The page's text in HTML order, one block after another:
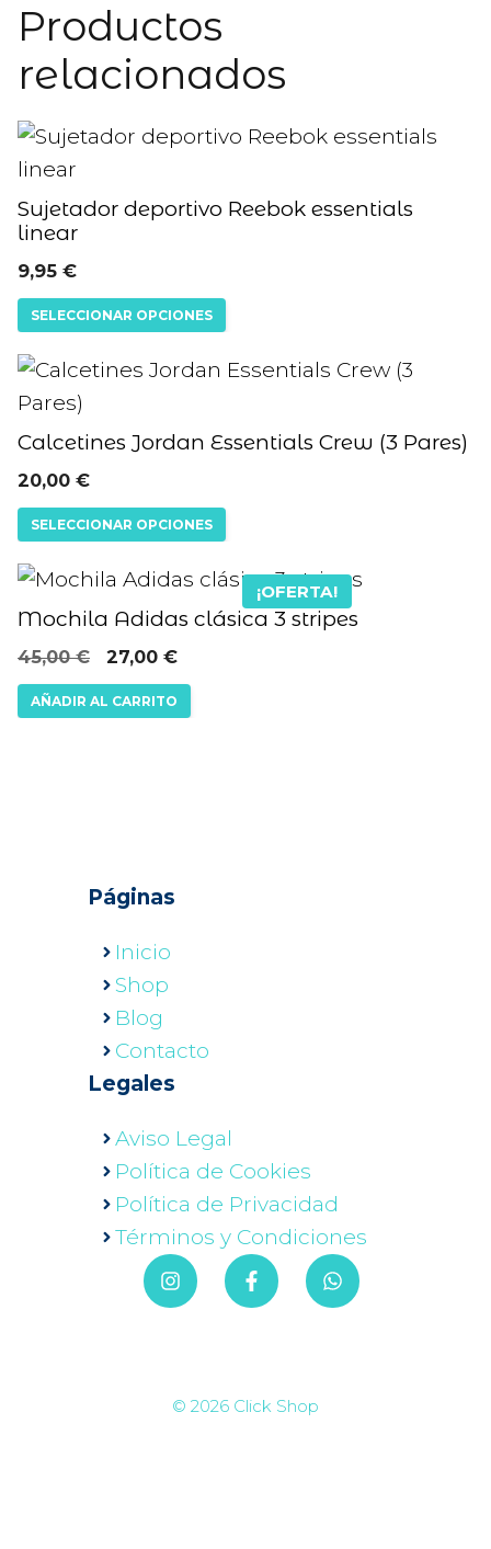
Productos
relacionados
Sujetador deportivo Reebok essentials
linear
9,95 €
SELECCIONAR OPCIONES
Este
producto
tiene
múltiples
variantes.
Las
opciones
se
pueden
elegir
página
de
Calcetines Jordan Essentials Crew (3 Pares)
20,00 €
SELECCIONAR OPCIONES
Este
producto
tiene
múltiples
Las
opciones
pueden
elegir
en
¡OFERTA!
Mochila Adidas clásica 3 stripes
45,00€
El
precio
original
27,00 €El
precio
actual
AÑADIR AL CARRITO
Páginas
Inicio
Shop
Blog
Contacto
Legales
Aviso Legal
Política de Cookies
Política de Privacidad
Términos y Condiciones
© 2026 Click Shop